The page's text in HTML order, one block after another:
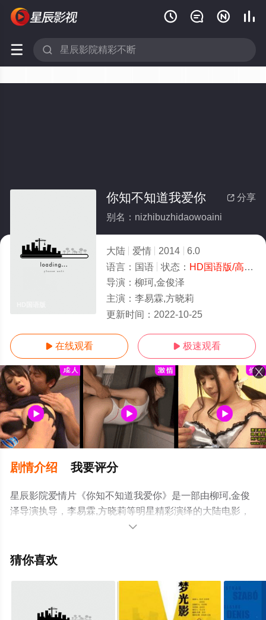
   
 
 分享
你知不知道我爱你
别名：nizhibuzhidaowoaini
大陆 爱情 2014
6.0
语言： 国语 状态： HD国语版/高清
导演： 柳珂,金俊泽
主演： 李易霖,方晓莉
更新时间： 2022-10-25
 在线观看  极速观看
剧情介绍 我要评分
星辰影院爱情片《你知不知道我爱你》是一部由柳珂,金俊
泽导演执导，李易霖,方晓莉等明星精彩演绎的大陆电影，
手机免费观看高清无删减完整版电影大全就来星辰影视，
了解。

猜你喜欢